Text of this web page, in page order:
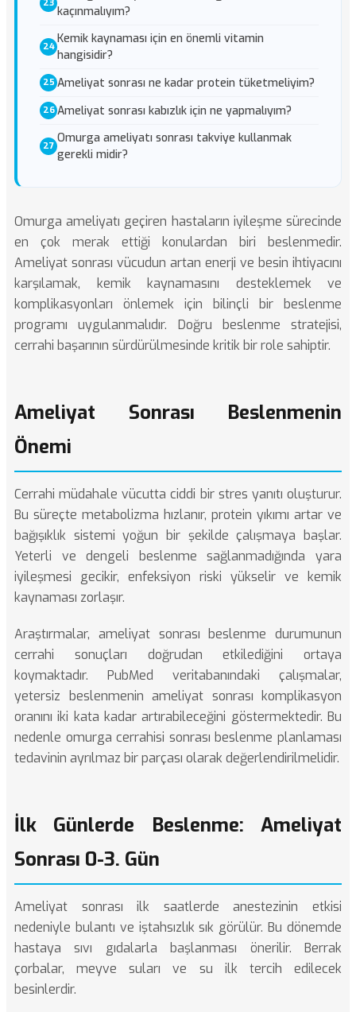
kaçınmalıyım?
Kemik kaynaması için en önemli vitamin
hangisidir?
Ameliyat sonrası ne kadar protein tüketmeliyim?
Ameliyat sonrası kabızlık için ne yapmalıyım?
Omurga ameliyatı sonrası takviye kullanmak
gerekli midir?
Omurga ameliyatı geçiren hastaların iyileşme sürecinde
en çok merak ettiği konulardan biri beslenmedir.
Ameliyat sonrası vücudun artan enerji ve besin ihtiyacını
karşılamak, kemik kaynamasını desteklemek ve
komplikasyonları önlemek için bilinçli bir beslenme
programı uygulanmalıdır. Doğru beslenme stratejisi,
cerrahi başarının sürdürülmesinde kritik bir role sahiptir.
Ameliyat Sonrası Beslenmenin
Önemi
Cerrahi müdahale vücutta ciddi bir stres yanıtı oluşturur.
Bu süreçte metabolizma hızlanır, protein yıkımı artar ve
bağışıklık sistemi yoğun bir şekilde çalışmaya başlar.
Yeterli ve dengeli beslenme sağlanmadığında yara
iyileşmesi gecikir, enfeksiyon riski yükselir ve kemik
kaynaması zorlaşır.
Araştırmalar, ameliyat sonrası beslenme durumunun
cerrahi sonuçları doğrudan etkilediğini ortaya
koymaktadır. PubMed veritabanındaki çalışmalar,
yetersiz beslenmenin ameliyat sonrası komplikasyon
oranını iki kata kadar artırabileceğini göstermektedir. Bu
nedenle omurga cerrahisi sonrası beslenme planlaması
tedavinin ayrılmaz bir parçası olarak değerlendirilmelidir.
İlk Günlerde Beslenme: Ameliyat
Sonrası 0-3. Gün
Ameliyat sonrası ilk saatlerde anestezinin etkisi
nedeniyle bulantı ve iştahsızlık sık görülür. Bu dönemde
hastaya sıvı gıdalarla başlanması önerilir. Berrak
çorbalar, meyve suları ve su ilk tercih edilecek
besinlerdir.